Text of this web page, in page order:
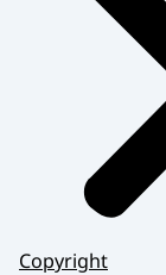
Copyright